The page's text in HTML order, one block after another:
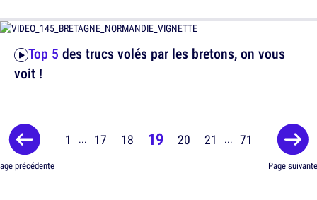
Top 5 des trucs volés par les bretons, on vous
voit !
précédente
1 ... 17 18 19 20 21 ... 71
Page suivante